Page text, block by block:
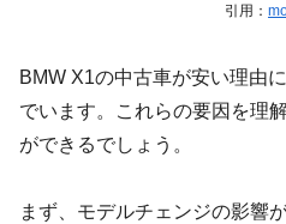
引用：
BMW X1の中古車が安い理由
でいます。これらの要因を理
ができるでしょう。
まず、モデルチェンジの影響